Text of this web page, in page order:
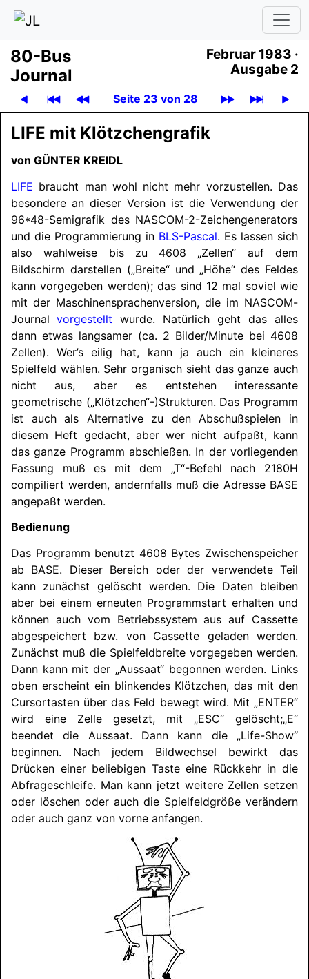
80-Bus
Journal
Februar 1983 ·
Ausgabe 2
Seite 23 von 28
LIFE mit Klötzchengrafik
von GÜNTER KREIDL
LIFE braucht man wohl nicht mehr vorzustellen. Das
besondere an dieser Version ist die Verwendung der
96*48-Semigrafik des NASCOM-2-Zeichengenerators
und die Programmierung in BLS-Pascal. Es lassen sich
also wahlweise bis zu 4608 „Zellen“ auf dem
Bildschirm darstellen („Breite“ und „Höhe“ des Feldes
kann vorgegeben werden); das sind 12 mal soviel wie
mit der Maschinensprachenversion, die im NASCOM-
Journal vorgestellt wurde. Natürlich geht das alles
dann etwas langsamer (ca. 2 Bilder/Minute bei 4608
Zellen). Wer’s eilig hat, kann ja auch ein kleineres
Spielfeld wählen. Sehr organisch sieht das ganze auch
nicht aus, aber es entstehen interessante
geometrische („Klötzchen“-)Strukturen. Das Programm
ist auch als Alternative zu den Abschußspielen in
diesem Heft gedacht, aber wer nicht aufpaßt, kann
das ganze Programm abschießen. In der vorliegenden
Fassung muß es mit dem „T“-Befehl nach 2180H
compiliert werden, andernfalls muß die Adresse BASE
angepaßt werden.
Bedienung
Das Programm benutzt 4608 Bytes Zwischenspeicher
ab BASE. Dieser Bereich oder der verwendete Teil
kann zunächst gelöscht werden. Die Daten bleiben
aber bei einem erneuten Programmstart erhalten und
können auch vom Betriebssystem aus auf Cassette
abgespeichert bzw. von Cassette geladen werden.
Zunächst muß die Spielfeldbreite vorgegeben werden.
Dann kann mit der „Aussaat“ begonnen werden. Links
oben erscheint ein blinkendes Klötzchen, das mit den
Cursortasten über das Feld bewegt wird. Mit „ENTER“
wird eine Zelle gesetzt, mit „ESC“ gelöscht;„E“
beendet die Aussaat. Dann kann die „Life-Show“
beginnen. Nach jedem Bildwechsel bewirkt das
Drücken einer beliebigen Taste eine Rückkehr in die
Abfrageschleife. Man kann jetzt weitere Zellen setzen
oder löschen oder auch die Spielfeldgröße verändern
oder auch ganz von vorne anfangen.